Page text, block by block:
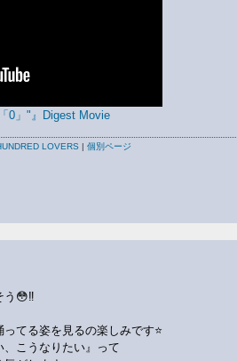
0」"』Digest Movie
LOVERS | 個別ページ
う😳‼️
てる姿を見るの楽しみです⭐
こうなりたい』って